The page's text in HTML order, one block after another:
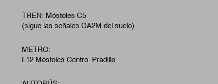
TREN: Móstoles C5
(sigue las señales CA2M del suelo)
METRO:
L12 Móstoles Centro. Pradillo